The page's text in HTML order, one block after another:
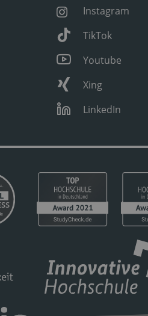
Instagram
TikTok
Youtube
Xing
LinkedIn